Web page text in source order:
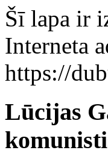
Šī lapa ir
Interneta
https://
Lūcijas